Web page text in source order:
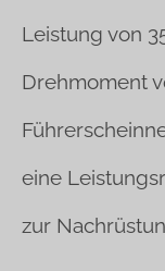
Leistung von
Drehmoment
eine
zur